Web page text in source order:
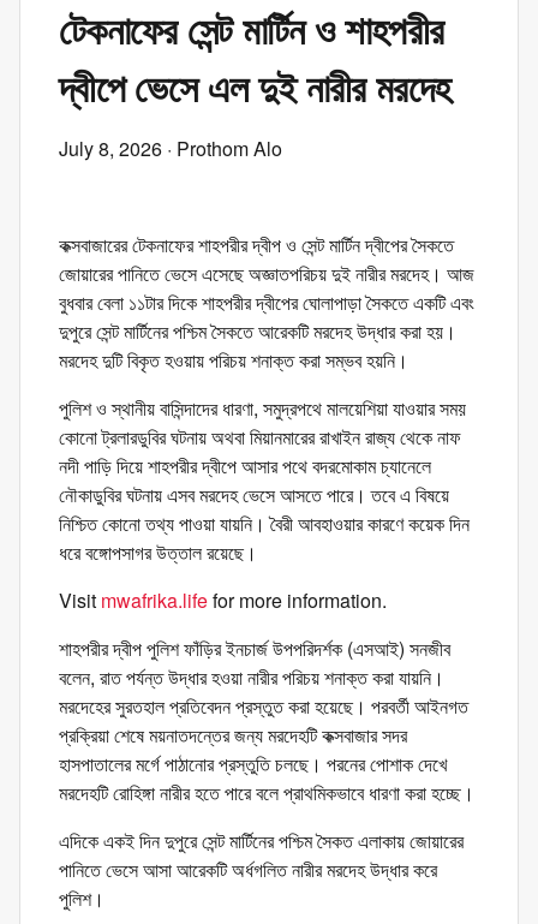
টেকনাফের সেন্ট মার্টিন ও শাহপরীর
দ্বীপে ভেসে এল দুই নারীর মরদেহ
July 8, 2026 · Prothom Alo
কক্সবাজারের টেকনাফের শাহপরীর দ্বীপ ও সেন্ট মার্টিন দ্বীপের সৈকতে
জোয়ারের পানিতে ভেসে এসেছে অজ্ঞাতপরিচয় দুই নারীর মরদেহ। আজ
বুধবার বেলা ১১টার দিকে শাহপরীর দ্বীপের ঘোলাপাড়া সৈকতে একটি এবং
দুপুরে সেন্ট মার্টিনের পশ্চিম সৈকতে আরেকটি মরদেহ উদ্ধার করা হয়।
মরদেহ দুটি বিকৃত হওয়ায় পরিচয় শনাক্ত করা সম্ভব হয়নি।
পুলিশ ও স্থানীয় বাসিন্দাদের ধারণা, সমুদ্রপথে মালয়েশিয়া যাওয়ার সময়
কোনো ট্রলারডুবির ঘটনায় অথবা মিয়ানমারের রাখাইন রাজ্য থেকে নাফ
নদী পাড়ি দিয়ে শাহপরীর দ্বীপে আসার পথে বদরমোকাম চ্যানেলে
নৌকাডুবির ঘটনায় এসব মরদেহ ভেসে আসতে পারে। তবে এ বিষয়ে
নিশ্চিত কোনো তথ্য পাওয়া যায়নি। বৈরী আবহাওয়ার কারণে কয়েক দিন
ধরে বঙ্গোপসাগর উত্তাল রয়েছে।
Visit mwafrika.lifefor more information.
শাহপরীর দ্বীপ পুলিশ ফাঁড়ির ইনচার্জ উপপরিদর্শক (এসআই) সনজীব
বলেন, রাত পর্যন্ত উদ্ধার হওয়া নারীর পরিচয় শনাক্ত করা যায়নি।
মরদেহের সুরতহাল প্রতিবেদন প্রস্তুত করা হয়েছে। পরবর্তী আইনগত
প্রক্রিয়া শেষে ময়নাতদন্তের জন্য মরদেহটি কক্সবাজার সদর
হাসপাতালের মর্গে পাঠানোর প্রস্তুতি চলছে। পরনের পোশাক দেখে
মরদেহটি রোহিঙ্গা নারীর হতে পারে বলে প্রাথমিকভাবে ধারণা করা হচ্ছে।
এদিকে একই দিন দুপুরে সেন্ট মার্টিনের পশ্চিম সৈকত এলাকায় জোয়ারের
পানিতে ভেসে আসা আরেকটি অর্ধগলিত নারীর মরদেহ উদ্ধার করে
পুলিশ।